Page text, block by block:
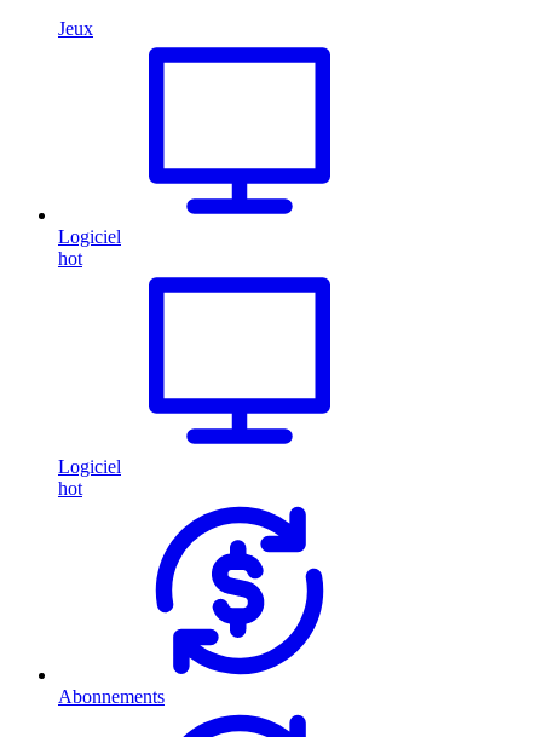
Jeux
Logiciel
hot
Logiciel
hot
Abonnements